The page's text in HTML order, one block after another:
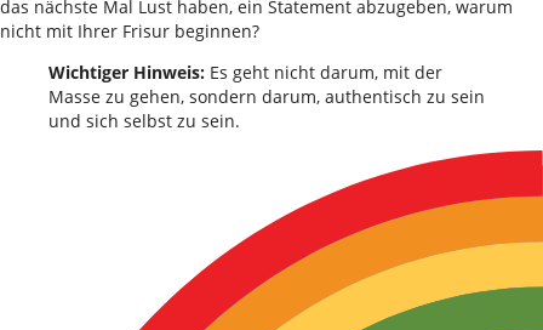
das nächste Mal Lust haben, ein Statement abzugeben, warum
nicht mit Ihrer Frisur beginnen?
Wichtiger Hinweis: Es geht nicht darum, mit der
Masse zu gehen, sondern darum, authentisch zu sein
und sich selbst zu sein.